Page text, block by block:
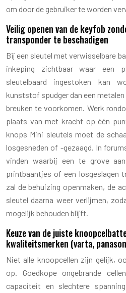
om door de gebruiker te worden
Veilig openen van de keyfob
transponder te beschadigen
Bij een sleutel met verwisselbare
inkeping zichtbaar waar een
sleutelbaard ingestoken kan
kunststof spudger dan een
breuken te voorkomen. Werk
plaats van met kracht op één
knops Mini sleutels moet de
losgesneden of -gezaagd. In
vinden waarbij een te grove
printbaantjes of een losgeslagen
zal de behuizing openmaken, de
sleutel daarna weer verlijmen,
mogelijk behouden blijft.
Keuze van de juiste
kwaliteitsmerken (varta,
Niet alle knoopcellen zijn gelijk,
op. Goedkope ongebrande
capaciteit en slechtere